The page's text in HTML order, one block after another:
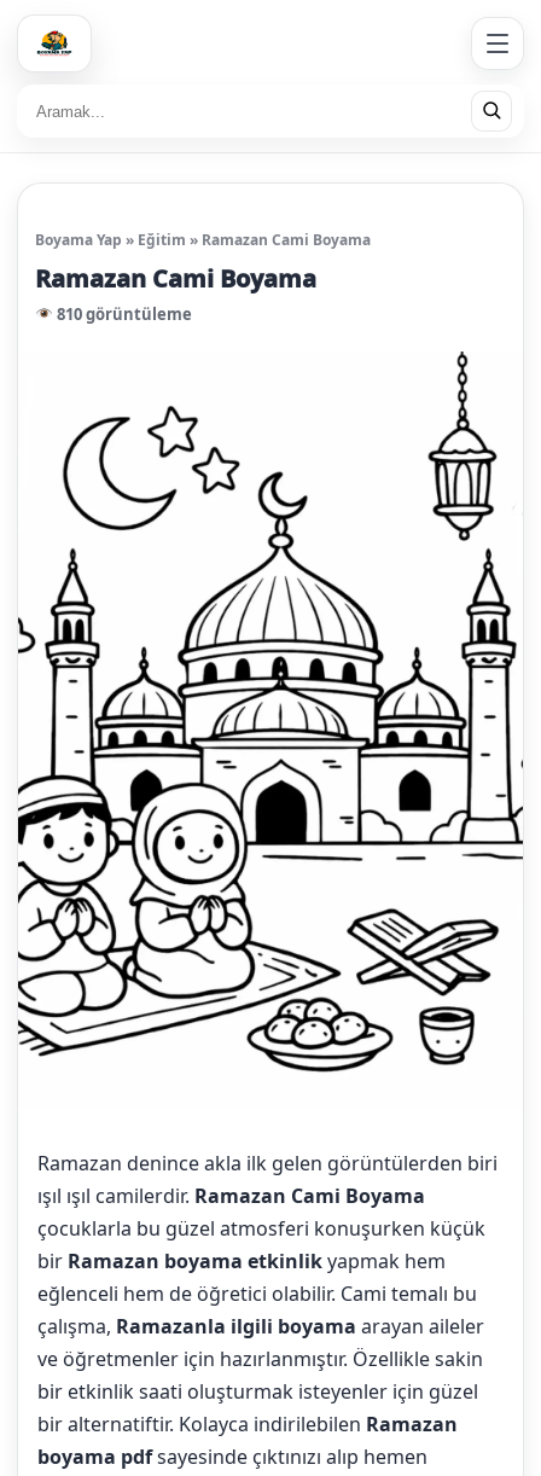
Boyama Yap » Eğitim » Ramazan Cami Boyama
Ramazan Cami Boyama
810 görüntüleme
Ramazan denince akla ilk gelen görüntülerden biri
ışıl ışıl camilerdir. Ramazan Cami Boyama
çocuklarla bu güzel atmosferi konuşurken küçük
bir Ramazan boyama etkinlikyapmak hem
eğlenceli hem de öğretici olabilir. Cami temalı bu
çalışma, Ramazanla ilgili boyama arayan aileler
ve öğretmenler için hazırlanmıştır. Özellikle sakin
bir etkinlik saati oluşturmak isteyenler için güzel
bir alternatiftir. Kolayca indirilebilen Ramazan
boyama pdfsayesinde çıktınızı alıp hemen